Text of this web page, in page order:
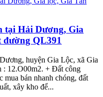
tại Hải Dương, Gia
đường QL391
huyện Gia Lộc, xã Gia
: 12.O00m2. + Đất công
mua bán nhanh chóng, đất
xây kho để...